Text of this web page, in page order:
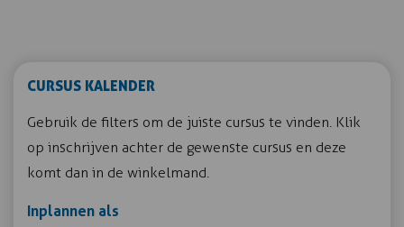
CURSUS KALENDER
Gebruik de filters om de juiste cursus te vinden. Klik
op inschrijven achter de gewenste cursus en deze
komt dan in de winkelmand.
Inplannen als